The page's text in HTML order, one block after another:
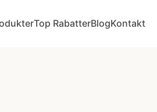
Top RabatterBlogKontakt